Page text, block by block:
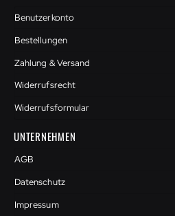
Benutzerkonto
Bestellungen
Zahlung & Versand
Widerrufsrecht
Widerrufsformular
UNTERNEHMEN
AGB
Datenschutz
Impressum